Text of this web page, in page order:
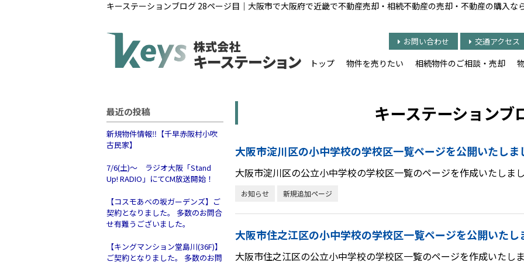
キーステーションブログ 28ページ目｜大阪市で大阪府で近畿で不動産売却・相続不動産の売却・不動産の購入な
お問い合わせ 交通アクセス
トップ 物件を売りたい 相続物件のご相談・売却
最近の投稿
新規物件情報‼【千早赤阪村小吹
古民家】
7/6(土)～ ラジオ大阪「Stand
Up! RADIO」にてCM放送開始！
【コスモあべの坂ガーデンズ】ご
契約となりました。 多数のお問合
せ有難うございました。
【キングマンション堂島川(36F)】
ご契約となりました。 多数のお問
キーステーションブ
大阪市淀川区の小中学校の学校区一覧ページを公開いたしま
大阪市淀川区の公立小中学校の学校区一覧のページを作成いたしま
お知らせ 新規追加ページ
大阪市住之江区の小中学校の学校区一覧ページを公開いたし
大阪市住之江区の公立小中学校の学校区一覧のページを作成いたし